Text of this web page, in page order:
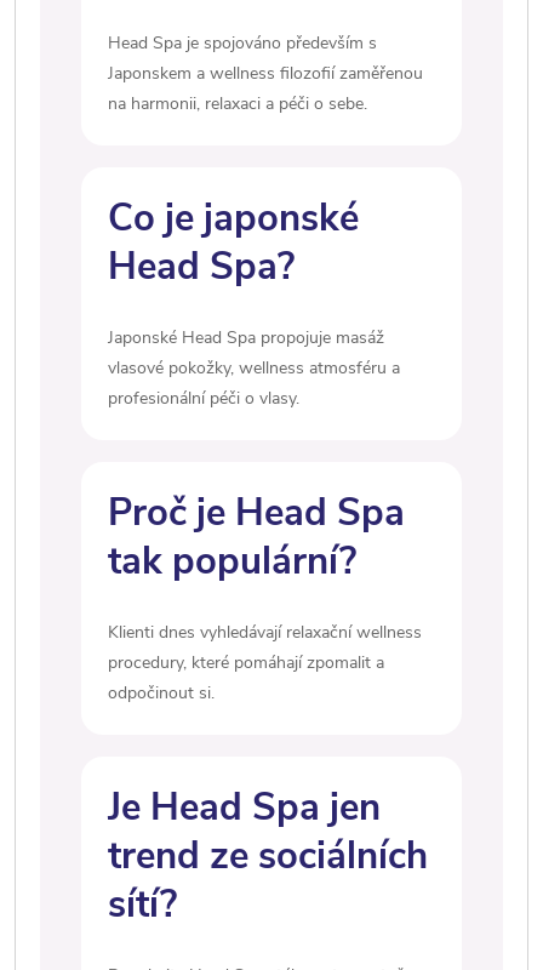
Head Spa je spojováno především s
Japonskem a wellness filozofií zaměřenou
na harmonii, relaxaci a péči o sebe.
Co je japonské
Head Spa?
Japonské Head Spa propojuje masáž
vlasové pokožky, wellness atmosféru a
profesionální péči o vlasy.
Proč je Head Spa
tak populární?
Klienti dnes vyhledávají relaxační wellness
procedury, které pomáhají zpomalit a
odpočinout si.
Je Head Spa jen
trend ze sociálních
sítí?